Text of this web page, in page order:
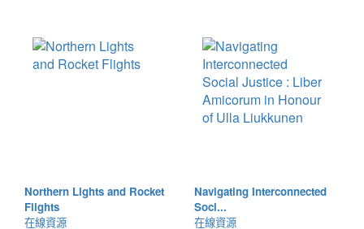
Northern Lights and Rocket
Flights
在線資源
Navigating Interconnected
Soci...
在線資源